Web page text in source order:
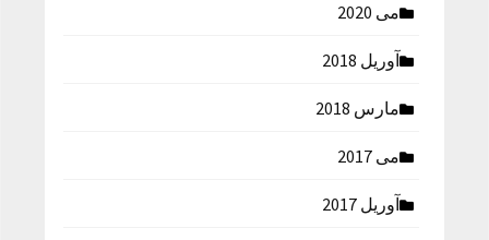
می 2020
آوریل 2018
مارس 2018
می 2017
آوریل 2017